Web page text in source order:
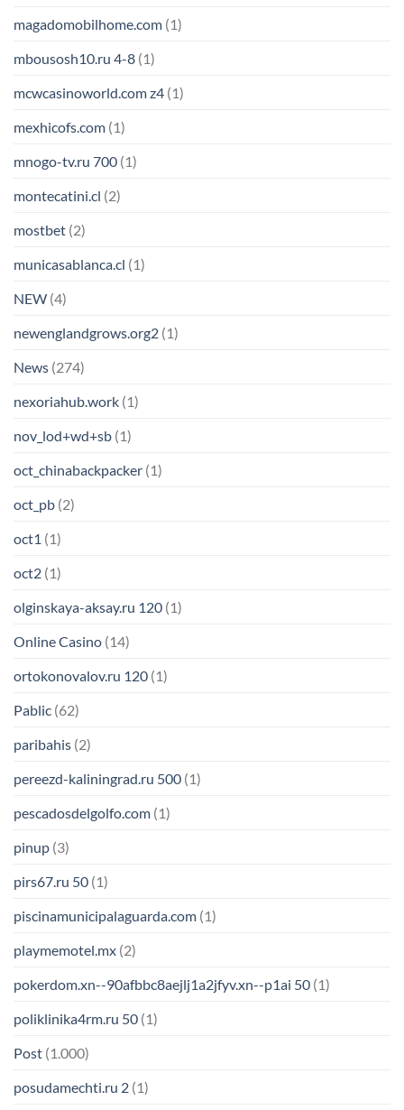
magadomobilhome.com (1)
mbousosh10.ru 4-8 (1)
mcwcasinoworld.com z4 (1)
mexhicofs.com (1)
mnogo-tv.ru 700 (1)
montecatini.cl (2)
mostbet (2)
municasablanca.cl (1)
NEW (4)
newenglandgrows.org2 (1)
News (274)
nexoriahub.work (1)
nov_lod+wd+sb (1)
oct_chinabackpacker (1)
oct_pb (2)
oct1 (1)
oct2 (1)
olginskaya-aksay.ru 120 (1)
Online Casino (14)
ortokonovalov.ru 120 (1)
Pablic (62)
paribahis (2)
pereezd-kaliningrad.ru 500 (1)
pescadosdelgolfo.com (1)
pinup (3)
pirs67.ru 50 (1)
piscinamunicipalaguarda.com (1)
playmemotel.mx (2)
pokerdom.xn--90afbbc8aejlj1a2jfyv.xn--p1ai 50 (1)
poliklinika4rm.ru 50 (1)
Post (1.000)
posudamechti.ru 2 (1)